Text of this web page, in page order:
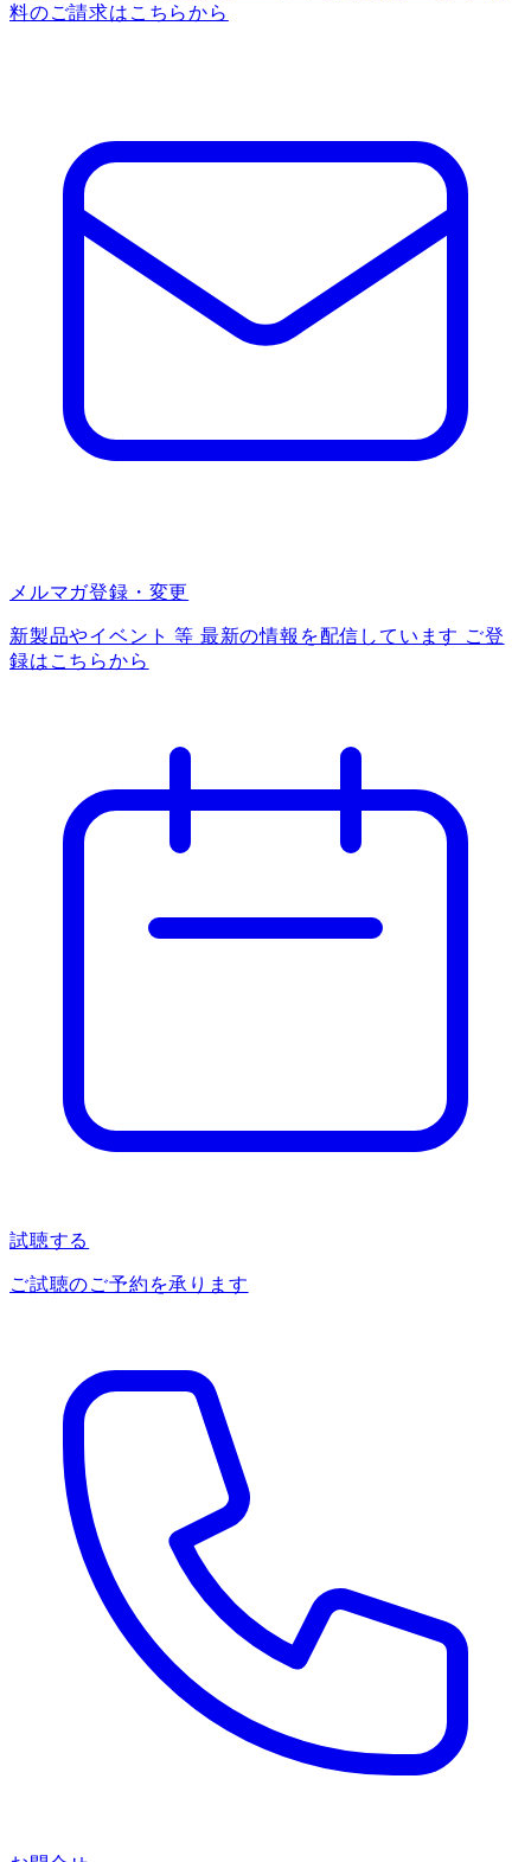
料のご請求はこちらから
メルマガ登録・変更
新製品やイベント 等 最新の情報を配信しています ご登
録はこちらから
試聴する
ご試聴のご予約を承ります